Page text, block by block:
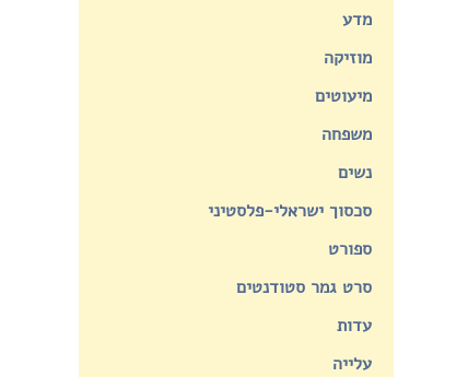
מדע
מוזיקה
מיעוטים
משפחה
נשים
סכסוך ישראלי-פלסטיני
ספורט
סרט גמר סטודנטים
עדות
עלייה